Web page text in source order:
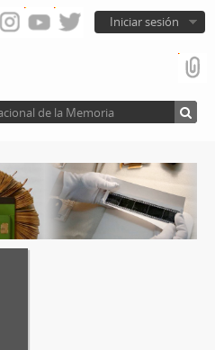
Iniciar sesión